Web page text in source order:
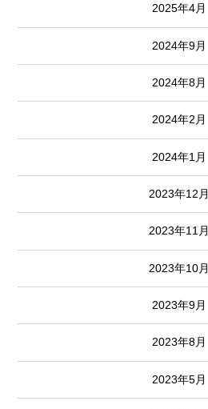
2025年4月
2024年9月
2024年8月
2024年2月
2024年1月
2023年12月
2023年11月
2023年10月
2023年9月
2023年8月
2023年5月